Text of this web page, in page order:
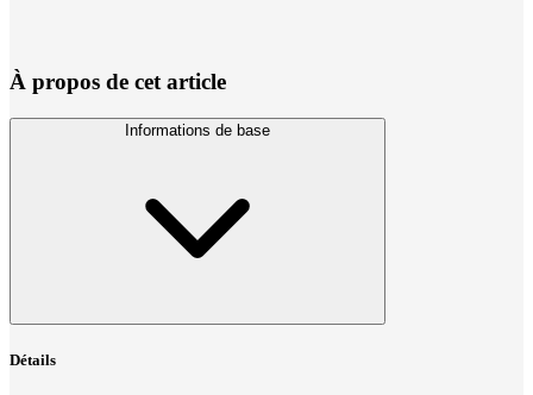
À propos de cet article
Informations de base
Détails